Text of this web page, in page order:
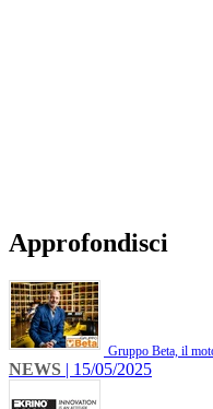
Approfondisci
Gruppo Beta, il
NEWS | 15/05/2025